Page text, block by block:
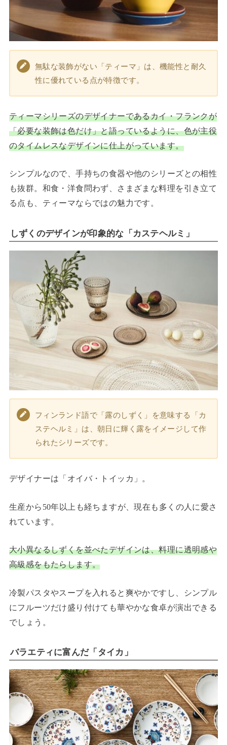
無駄な装飾がない「ティーマ」は、機能性と耐久
性に優れている点が特徴です。
ティーマシリーズのデザイナーであるカイ・フランクが
「必要な装飾は色だけ」と語っているように、色が主役
のタイムレスなデザインに仕上がっています。
シンプルなので、手持ちの食器や他のシリーズとの相性
も抜群。和食・洋食問わず、さまざまな料理を引き立て
る点も、ティーマならではの魅力です。
しずくのデザインが印象的な「カステヘルミ」
フィンランド語で「露のしずく」を意味する「カ
ステヘルミ」は、朝日に輝く露をイメージして作
られたシリーズです。
デザイナーは「オイバ・トイッカ」。
生産から50年以上も経ちますが、現在も多くの人に愛さ
れています。
大小異なるしずくを並べたデザインは、料理に透明感や
高級感をもたらします。
冷製パスタやスープを入れると爽やかですし、シンプル
にフルーツだけ盛り付けても華やかな食卓が演出できる
でしょう。
バラエティに富んだ「タイカ」